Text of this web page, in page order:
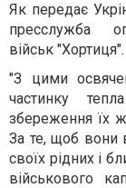
Як передає
пресслужба
військ "Хортиця".
"З цими
частинку
збереження їх
За те, щоб вони
своїх рідних і
військового